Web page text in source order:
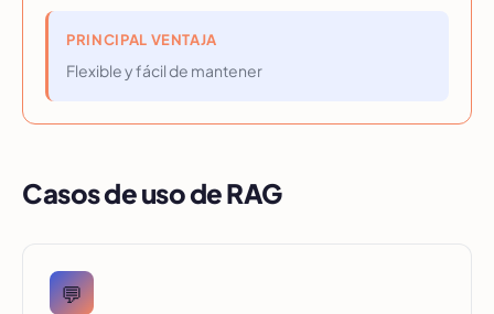
PRINCIPAL VENTAJA
Flexible y fácil de mantener
Casos de uso de RAG
💬